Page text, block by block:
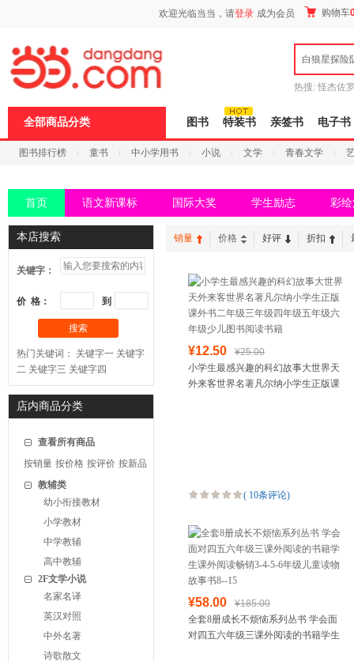
欢迎光临当当，请登录 成为会员 购物车
白狼星探险
热搜: 怪杰佐
全部商品分类 图书 特装书 亲签书 电子书
图书排行榜 童书 中小学用书 小说 文学 青春文学
首页 语文新课标 国际大奖 学生励志 彩
本店搜索
关键字：
价 格： 到
搜索
热门关键词： 关键字一 关键字
二 关键字三 关键字四
店内商品分类
查看所有商品
按销量 按价格 按评价 按新品
教辅类
幼小衔接教材
小学教材
中学教辅
高中教辅
2F文学小说
名家名译
英汉对照
中外名著
诗歌散文
销量 价格 好评 折扣
¥12.50
¥25.00
小学生最感兴趣的科幻故事大世界天
外来客世界名著凡尔纳小学生正版课
( 10条评论)
¥58.00
¥185.00
全套8册成长不烦恼系列丛书 学会面
对四五六年级三课外阅读的书籍学生
页
浪
打